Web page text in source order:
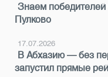
Знаем
Пулково
17.07.2026
В Абхазию — без
запустил прямые